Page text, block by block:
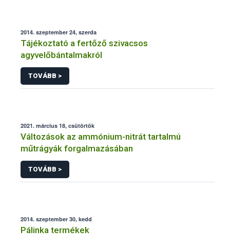
2014. szeptember 24, szerda
Tájékoztató a fertőző szivacsos
agyvelőbántalmakról
TOVÁBB >
2021. március 18, csütörtök
Változások az ammónium-nitrát tartalmú
műtrágyák forgalmazásában
TOVÁBB >
2014. szeptember 30, kedd
Pálinka termékek